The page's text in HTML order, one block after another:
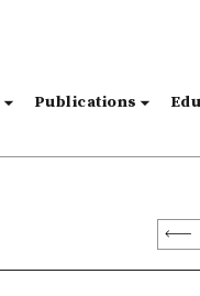
Publications